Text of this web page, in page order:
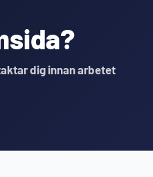
dig innan arbetet